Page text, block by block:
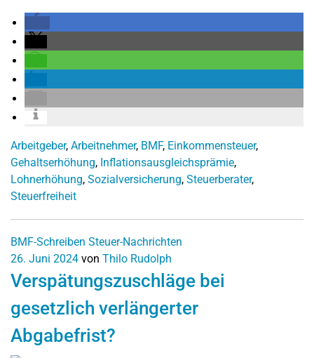
Arbeitgeber, Arbeitnehmer, BMF, Einkommensteuer,
Gehaltserhöhung, Inflationsausgleichsprämie,
Lohnerhöhung, Sozialversicherung, Steuerberater,
Steuerfreiheit
BMF-Schreiben Steuer-Nachrichten
26. Juni 2024 von Thilo Rudolph
Verspätungszuschläge bei
gesetzlich verlängerter
Abgabefrist?